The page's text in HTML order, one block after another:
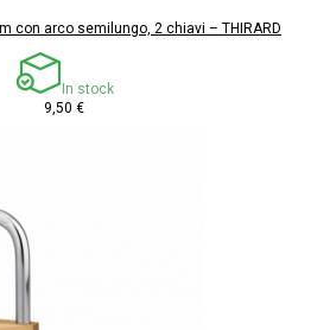
con arco semilungo, 2 chiavi – THIRARD
In stock
9,50 €